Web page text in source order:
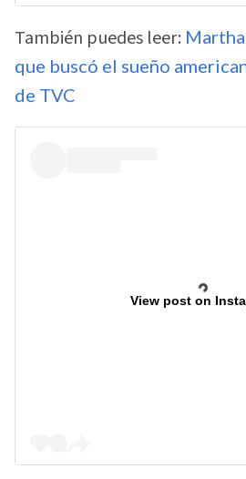
También puedes leer:
que buscó el sueño
de TVC
View post on